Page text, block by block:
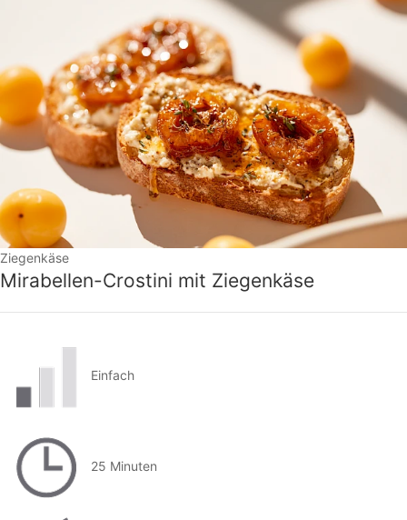
Ziegenkäse
Mirabellen-Crostini mit Ziegenkäse
Einfach
25 Minuten